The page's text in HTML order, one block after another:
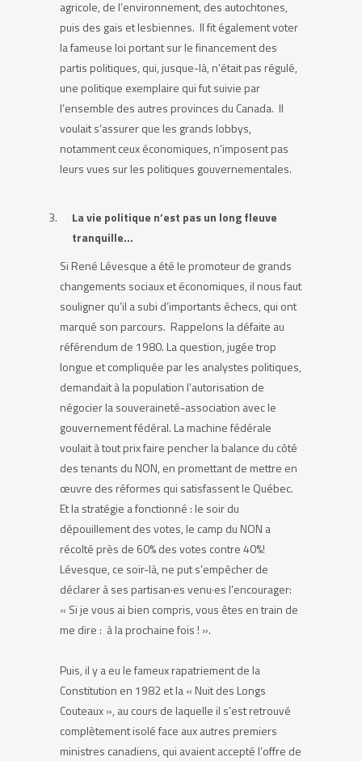
agricole, de l’environnement, des autochtones,
puis des gais et lesbiennes. Il fit également voter
la fameuse loi portant sur le financement des
partis politiques, qui, jusque-là, n’était pas régulé,
une politique exemplaire qui fut suivie par
l’ensemble des autres provinces du Canada. Il
voulait s’assurer que les grands lobbys,
notamment ceux économiques, n’imposent pas
leurs vues sur les politiques gouvernementales.
La vie politique n’est pas un long fleuve
tranquille…
Si René Lévesque a été le promoteur de grands
changements sociaux et économiques, il nous faut
souligner qu’il a subi d’importants échecs, qui ont
marqué son parcours. Rappelons la défaite au
référendum de 1980. La question, jugée trop
longue et compliquée par les analystes politiques,
demandait à la population l’autorisation de
négocier la souveraineté-association avec le
gouvernement fédéral. La machine fédérale
voulait à tout prix faire pencher la balance du côté
des tenants du NON, en promettant de mettre en
œuvre des réformes qui satisfassent le Québec.
Et la stratégie a fonctionné : le soir du
dépouillement des votes, le camp du NON a
récolté près de 60% des votes contre 40%!
Lévesque, ce soir-là, ne put s’empêcher de
déclarer à ses partisan·es venu·es l’encourager:
« Si je vous ai bien compris, vous êtes en train de
me dire : à la prochaine fois ! ».
Puis, il y a eu le fameux rapatriement de la
Constitution en 1982 et la « Nuit des Longs
Couteaux », au cours de laquelle il s’est retrouvé
complètement isolé face aux autres premiers
ministres canadiens, qui avaient accepté l’offre de